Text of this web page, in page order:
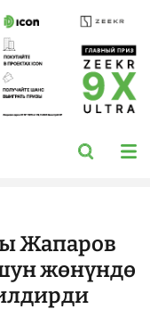
Жапаров
жөнүндө